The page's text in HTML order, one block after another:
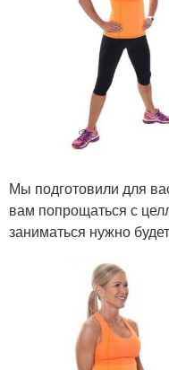
Мы подготовили для
вам попрощаться с
заниматься нужно